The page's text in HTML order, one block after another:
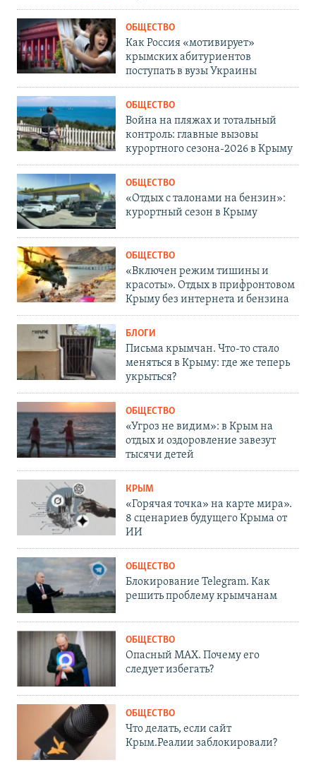
ОБЩЕСТВО
Как Россия «мотивирует»
крымских абитуриентов
поступать в вузы Украины
ОБЩЕСТВО
Война на пляжах и тотальный
контроль: главные вызовы
курортного сезона-2026 в Крыму
ОБЩЕСТВО
«Отдых с талонами на бензин»:
курортный сезон в Крыму
ОБЩЕСТВО
«Включен режим тишины и
красоты». Отдых в прифронтовом
Крыму без интернета и бензина
БЛОГИ
Письма крымчан. Что-то стало
меняться в Крыму: где же теперь
укрыться?
ОБЩЕСТВО
«Угроз не видим»: в Крым на
отдых и оздоровление завезут
тысячи детей
КРЫМ
«Горячая точка» на карте мира».
8 сценариев будущего Крыма от
ИИ
ОБЩЕСТВО
Блокирование Telegram. Как
решить проблему крымчанам
ОБЩЕСТВО
Опасный MAX. Почему его
следует избегать?
ОБЩЕСТВО
Что делать, если сайт
Крым.Реалии заблокировали?